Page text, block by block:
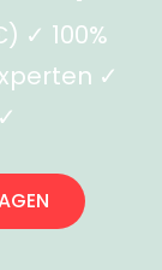
✓ 100%
✓